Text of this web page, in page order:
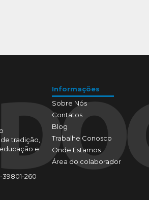
tradição,
e
39801-260
Informações
Sobre Nós
Contatos
Blog
Trabalhe Conosco
Onde Estamos
Área do colaborador